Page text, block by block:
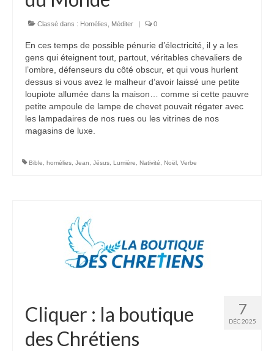
Voir
Films, Vidéos, Selfies
Selfies de Mariages
Mon témoignage
EdenCinéma
SpiNéma
Enseignements ALTIUS
Enseignements CCRFE-ABC
Retraites
Anciens enseignements Théodule
Classé dans : Homélies Méditer | 0
En ces temps de possible pénurie d’électricité, il y a les
gens qui éteignent tout, partout, véritables chevaliers de
l’ombre, défenseurs du côté obscur, et qui vous hurlent
dessus si vous avez le malheur d’avoir laissé une petite
loupiote allumée dans la maison… comme si cette pauvre
petite ampoule de lampe de chevet pouvait régater avec
les lampadaires de nos rues ou les vitrines de nos
magasins de luxe.
Bible homélies Jean Jésus Lumière Nativité Noël Verbe
7
DÉC 2025
Cliquer : la boutique
des Chrétiens